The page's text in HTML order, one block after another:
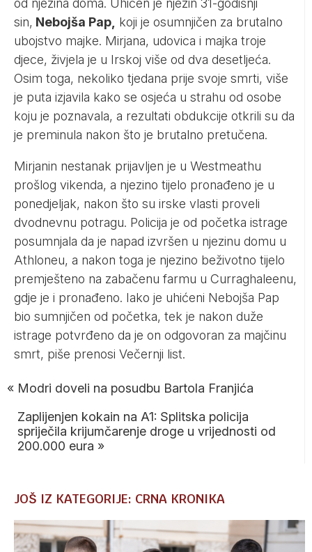
sin, Nebojša Pap, koji je osumnjičen za brutalno
ubojstvo majke. Mirjana, udovica i majka troje
djece, živjela je u Irskoj više od dva desetljeća.
Osim toga, nekoliko tjedana prije svoje smrti, više
je puta izjavila kako se osjeća u strahu od osobe
koju je poznavala, a rezultati obdukcije otkrili su da
je preminula nakon što je brutalno pretučena.
Mirjanin nestanak prijavljen je u Westmeathu
prošlog vikenda, a njezino tijelo pronađeno je u
ponedjeljak, nakon što su irske vlasti proveli
dvodnevnu potragu. Policija je od početka istrage
posumnjala da je napad izvršen u njezinu domu u
Athloneu, a nakon toga je njezino beživotno tijelo
premješteno na zabačenu farmu u Curraghaleenu,
gdje je i pronađeno. Iako je uhićeni Nebojša Pap
bio sumnjičen od početka, tek je nakon duže
istrage potvrđeno da je on odgovoran za majčinu
smrt, piše prenosi Večernji list.
« Modri doveli na posudbu Bartola Franjića
Zaplijenjen kokain na A1: Splitska policija
spriječila krijumčarenje droge u vrijednosti od
200.000 eura »
JOŠ IZ KATEGORIJE: CRNA KRONIKA